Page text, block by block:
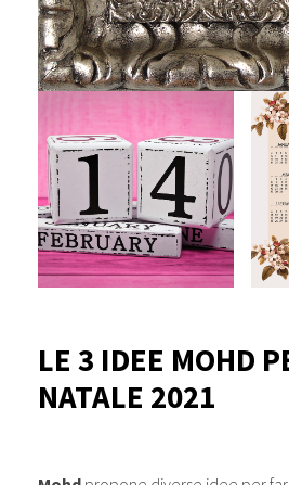
LE 3 IDEE MOHD
NATALE 2021